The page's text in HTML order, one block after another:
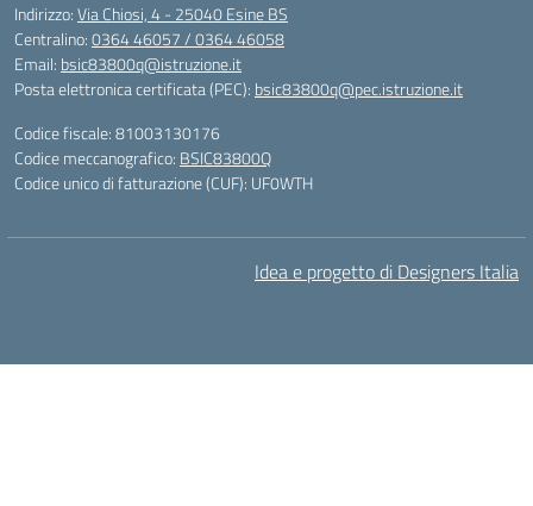
Indirizzo:Via Chiosi, 4 - 25040 Esine BS
Centralino:0364 46057 / 0364 46058
Email: bsic83800q@istruzione.it
Posta elettronica certificata (PEC): bsic83800q@pec.istruzione.it
Codice fiscale: 81003130176
Codice meccanografico: BSIC83800Q
Codice unico di fatturazione (CUF): UF0WTH
Idea e progetto di Designers Italia